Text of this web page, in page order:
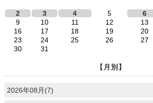
2
3 4 5 6
9
10 11 12 13
16
17 18 19 20
23
24 25 26 27
30
31
【月別】
2026年08月(7)